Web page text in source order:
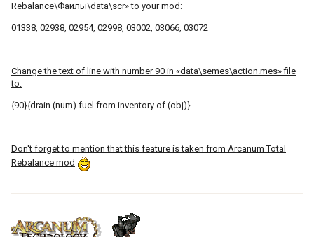
Rebalance\Файлы\data\scr» to your mod:
01338, 02938, 02954, 02998, 03002, 03066, 03072
Change the text of line with number 90 in «data\semes\action.mes» file
to:
{90}{drain (num) fuel from inventory of (obj)}
Don't forget to mention that this feature is taken from Arcanum Total
Rebalance mod